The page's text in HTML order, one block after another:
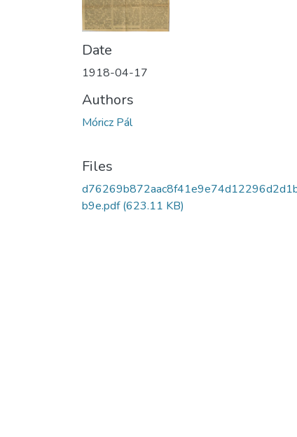
Date
1918-04-17
Authors
Móricz Pál
Files
b9e.pdf(623.11 KB)